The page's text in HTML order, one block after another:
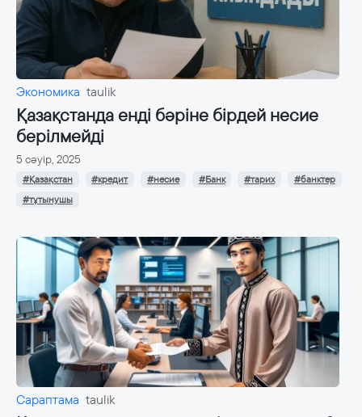
Экономика taulik
Қазақстанда енді бәріне бірдей несие
берілмейді
5 сәуір, 2025
#Қазақстан #кредит #несие #Банк #тарих
#банктер
#тұтынушы
Сараптама taulik